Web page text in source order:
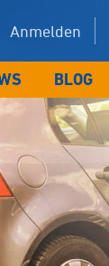
Anmelden
BLOG